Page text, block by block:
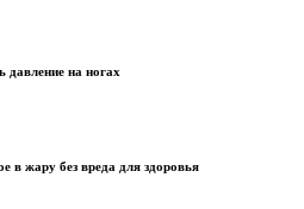
давление на ногах
в жару без вреда для здоровья